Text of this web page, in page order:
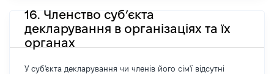
16. Членство суб’єкта
декларування в організаціях та їх
органах
У суб'єкта декларування чи членів його сім'ї відсутні